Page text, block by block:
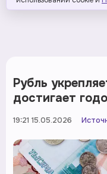
Рубль
достигает
19:21 15.05.2026